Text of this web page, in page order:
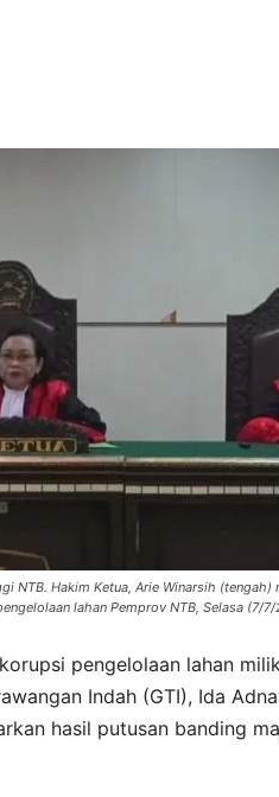
NTB. Hakim Ketua, Arie Winarsih (tengah)
lahan Pemprov NTB, Selasa (7/
pengelolaan lahan
Indah (GTI), Ida
hasil putusan banding